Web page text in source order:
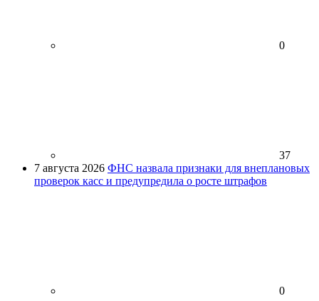
0
37
7 августа 2026 ФНС назвала признаки для внеплановых
проверок касс и предупредила о росте штрафов
0